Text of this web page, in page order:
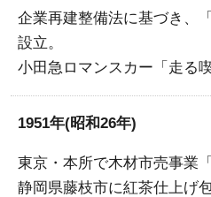
企業再建整備法に基づき、
設立。
小田急ロマンスカー「走る
1951年(昭和26年)
東京・本所で木材市売事業
静岡県藤枝市に紅茶仕上げ